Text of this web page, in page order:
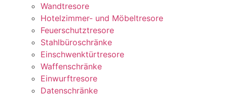
Wandtresore
Hotelzimmer- und Möbeltresore
Feuerschutztresore
Stahlbüroschränke
Einschwenktürtresore
Waffenschränke
Einwurftresore
Datenschränke